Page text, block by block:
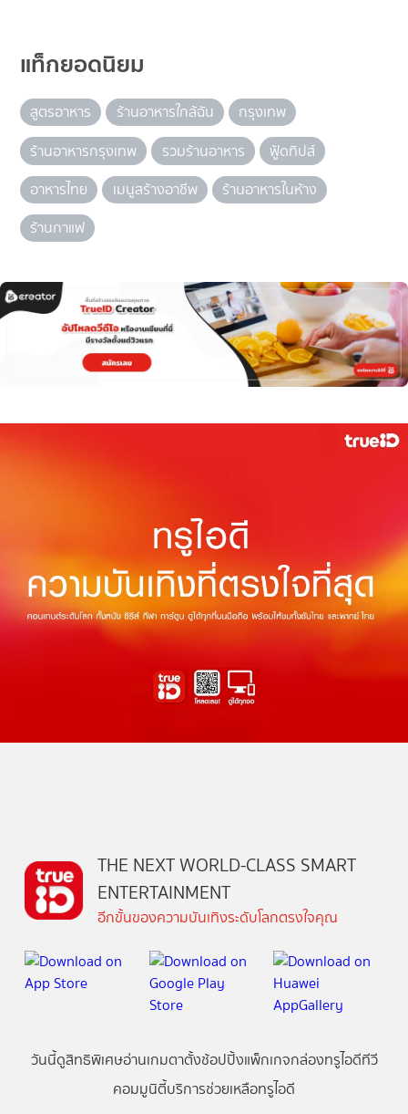
แท็กยอดนิยม
สูตรอาหาร ร้านอาหารใกล้ฉัน
กรุงเทพ
ร้านอาหารกรุงเทพ
รวมร้านอาหาร
ฟู้ดทิปส์
อาหารไทย
เมนูสร้างอาชีพ
ร้านอาหารในห้าง
ร้านกาแฟ
THE NEXT WORLD-CLASS SMART
ENTERTAINMENT
อีกขั้นของความบันเทิงระดับโลกตรงใจคุณ
วันนี้ดูสิทธิพิเศษอ่านเกมตาตั้งช้อปปิ้งแพ็กเกจกล่องทรูไอดีทีวี
คอมมูนิตี้บริการช่วยเหลือทรูไอดี